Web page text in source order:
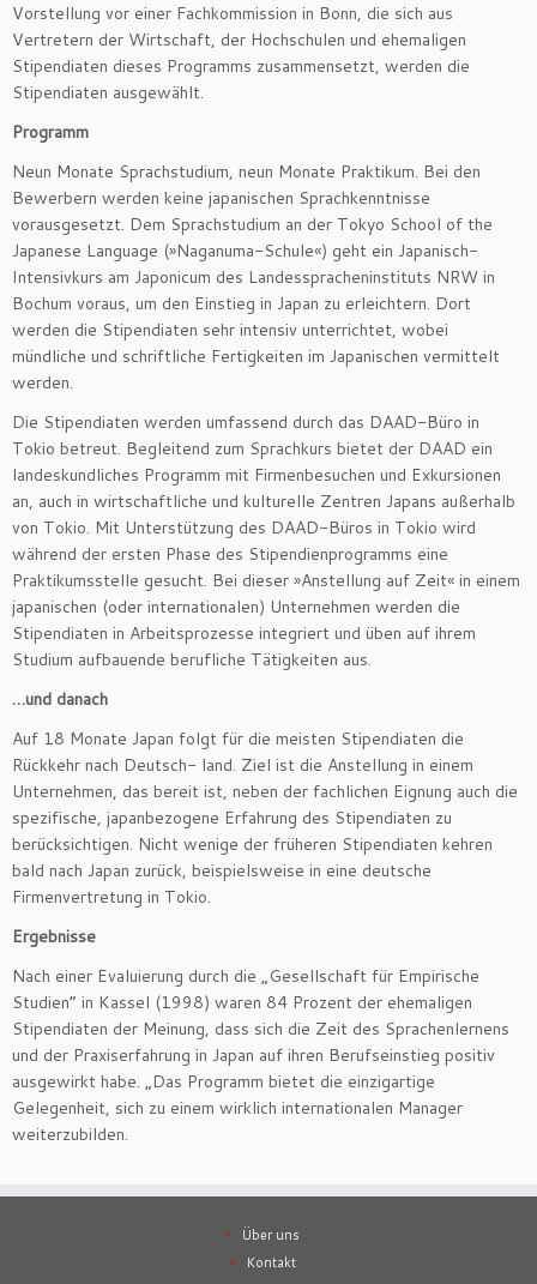
Vorstellung vor einer Fachkommission in Bonn, die sich aus
Vertretern der Wirtschaft, der Hochschulen und ehemaligen
Stipendiaten dieses Programms zusammensetzt, werden die
Stipendiaten ausgewählt.
Programm
Neun Monate Sprachstudium, neun Monate Praktikum. Bei den
Bewerbern werden keine japanischen Sprachkenntnisse
vorausgesetzt. Dem Sprachstudium an der Tokyo School of the
Japanese Language (»Naganuma-Schule«) geht ein Japanisch-
Intensivkurs am Japonicum des Landesspracheninstituts NRW in
Bochum voraus, um den Einstieg in Japan zu erleichtern. Dort
werden die Stipendiaten sehr intensiv unterrichtet, wobei
mündliche und schriftliche Fertigkeiten im Japanischen vermittelt
werden.
Die Stipendiaten werden umfassend durch das DAAD-Büro in
Tokio betreut. Begleitend zum Sprachkurs bietet der DAAD ein
landeskundliches Programm mit Firmenbesuchen und Exkursionen
an, auch in wirtschaftliche und kulturelle Zentren Japans außerhalb
von Tokio. Mit Unterstützung des DAAD-Büros in Tokio wird
während der ersten Phase des Stipendienprogramms eine
Praktikumsstelle gesucht. Bei dieser »Anstellung auf Zeit« in einem
japanischen (oder internationalen) Unternehmen werden die
Stipendiaten in Arbeitsprozesse integriert und üben auf ihrem
Studium aufbauende berufliche Tätigkeiten aus.
…und danach
Auf 18 Monate Japan folgt für die meisten Stipendiaten die
Rückkehr nach Deutsch- land. Ziel ist die Anstellung in einem
Unternehmen, das bereit ist, neben der fachlichen Eignung auch die
spezifische, japanbezogene Erfahrung des Stipendiaten zu
berücksichtigen. Nicht wenige der früheren Stipendiaten kehren
bald nach Japan zurück, beispielsweise in eine deutsche
Firmenvertretung in Tokio.
Ergebnisse
Nach einer Evaluierung durch die „Gesellschaft für Empirische
Studien“ in Kassel (1998) waren 84 Prozent der ehemaligen
Stipendiaten der Meinung, dass sich die Zeit des Sprachenlernens
und der Praxiserfahrung in Japan auf ihren Berufseinstieg positiv
ausgewirkt habe. „Das Programm bietet die einzigartige
Gelegenheit, sich zu einem wirklich internationalen Manager
weiterzubilden.
Über uns
Kontakt